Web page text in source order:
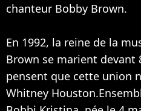
chanteur Bobby Brown.
En 1992, la reine de la
Brown se marient devant
pensent que cette union
Whitney